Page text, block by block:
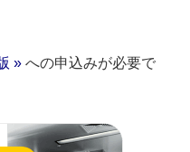
» への申込みが必要で